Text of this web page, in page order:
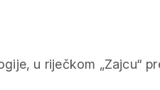
u riječkom „Zajcu“